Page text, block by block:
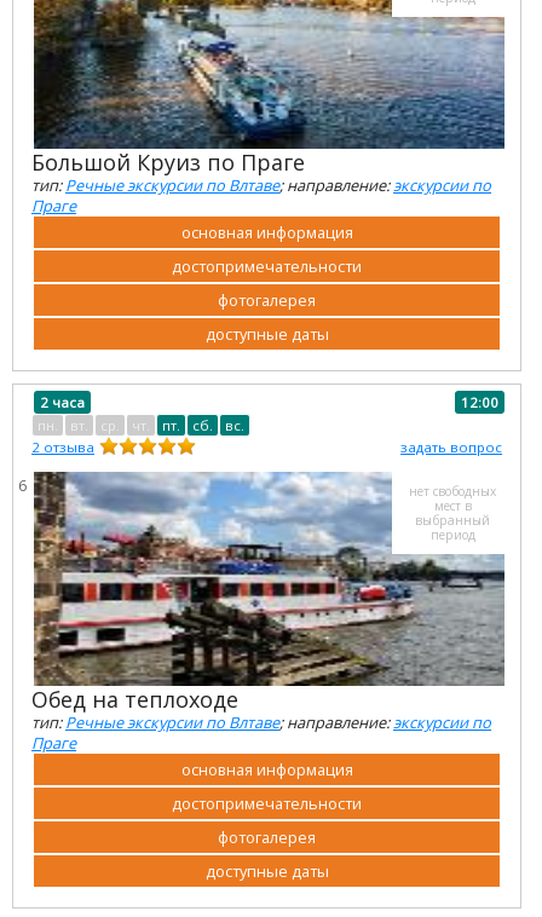
Большой Круиз по Праге
тип:Речные экскурсии по Влтаве; направление:экскурсии по
Праге
основная информация
достопримечательности
фотогалерея
доступные даты
6
2 часа
12:00
пн.
вт. ср. чт. пт. сб.
вс.
задать вопрос
2 отзыва
нет свободных
мест в
выбранный
период
Обед на теплоходе
тип:Речные экскурсии по Влтаве; направление:экскурсии по
Праге
основная информация
достопримечательности
фотогалерея
доступные даты